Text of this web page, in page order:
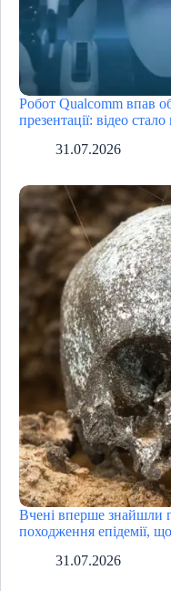
Робот Qualcomm впав
презентації: відео
31.07.2026
Вчені вперше знайшли
походження епідемії,
31.07.2026